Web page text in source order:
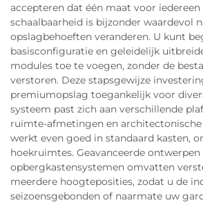
accepteren dat één maat voor
schaalbaarheid is bijzonder waardevol
opslagbehoeften veranderen. U kunt
basisconfiguratie en geleidelijk
modules toe te voegen, zonder de
verstoren. Deze stapsgewijze
premiumopslag toegankelijk voor
systeem past zich aan verschillende
ruimte-afmetingen en architectonische
werkt even goed in standaard kasten,
hoekruimtes. Geavanceerde
opbergkastensystemen omvatten
meerdere hoogteposities, zodat u de
seizoensgebonden of naarmate uw